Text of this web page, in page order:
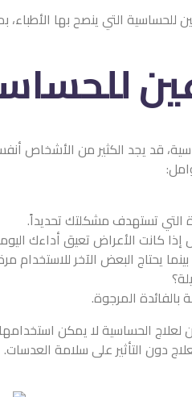
التي ينصح بها
قد يجد الكثير من الأشخاص
تستهدف مشكلتك تحديداً.
إذا كانت الأعراض تعيق أداءك
يحتاج البعض الآخر للاستخدام
المرجوة.
لعلاج الحساسية لا يمكن